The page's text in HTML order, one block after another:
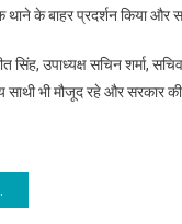
के बाहर प्रदर्शन किया और
उपाध्यक्ष सचिन शर्मा,
साथी भी मौजूद रहे और सरकार